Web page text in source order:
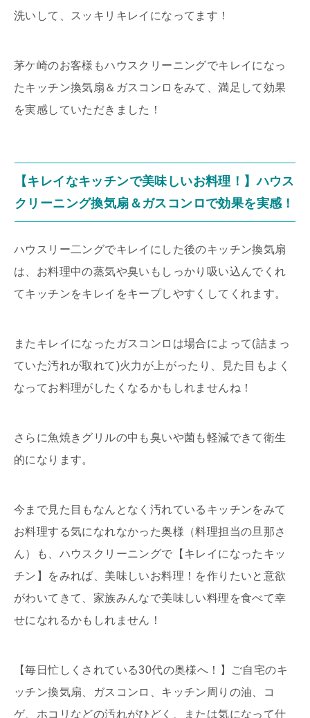
洗いして、スッキリキレイになってます！
茅ケ崎のお客様もハウスクリーニングでキレイになっ
たキッチン換気扇＆ガスコンロをみて、満足して効果
を実感していただきました！
【キレイなキッチンで美味しいお料理！】ハウス
クリーニング換気扇＆ガスコンロで効果を実感！
ハウスリー二ングでキレイにした後のキッチン換気扇
は、お料理中の蒸気や臭いもしっかり吸い込んでくれ
てキッチンをキレイをキープしやすくしてくれます。
またキレイになったガスコンロは場合によって(詰まっ
ていた汚れが取れて)火力が上がったり、見た目もよく
なってお料理がしたくなるかもしれませんね！
さらに魚焼きグリルの中も臭いや菌も軽減できて衛生
的になります。
今まで見た目もなんとなく汚れているキッチンをみて
お料理する気になれなかった奥様（料理担当の旦那さ
ん）も、ハウスクリーニングで【キレイになったキッ
チン】をみれば、美味しいお料理！を作りたいと意欲
がわいてきて、家族みんなで美味しい料理を食べて幸
せになれるかもしれません！
【毎日忙しくされている30代の奥様へ！】ご自宅のキ
ッチン換気扇、ガスコンロ、キッチン周りの油、コ
ゲ、ホコリなどの汚れがひどく、または気になって仕